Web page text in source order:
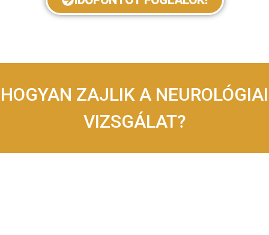
HOGYAN ZAJLIK A NEUROLÓGIAI
VIZSGÁLAT?